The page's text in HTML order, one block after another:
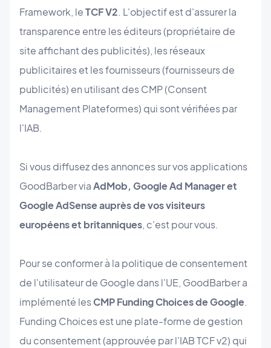
Framework, leTCF V2. L'objectif est d'assurer la
transparence entre les éditeurs (propriétaire de
site affichant des publicités), les réseaux
publicitaires et les fournisseurs (fournisseurs de
publicités) en utilisant des CMP (Consent
Management Plateformes) qui sont vérifiées par
l'IAB.
Si vous diffusez des annonces sur vos applications
GoodBarber viaAdMob, Google Ad Manager et
Google AdSense auprès de vos visiteurs
européens et britanniques, c'est pour vous.
Pour se conformer à la politique de consentement
de l'utilisateur de Google dans l'UE, GoodBarber a
implémenté lesCMP Funding Choices de Google.
Funding Choices est une plate-forme de gestion
du consentement (approuvée par l'IAB TCF v2) qui